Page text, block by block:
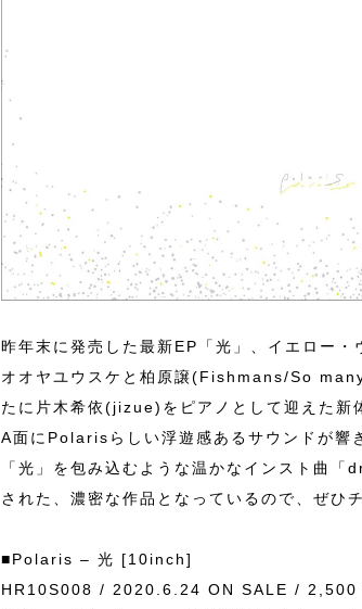
昨年末に発売した最新EP「光」、イエロー
オオヤユウスケと柏原譲(Fishmans/So
たに片木希依(jizue)をピアノとして迎えた新
A面にPolarisらしい浮遊感あるサウンドが響
「光」を包み込むような温かなインスト曲
された、濃密な作品となっているので、ぜひ
■Polaris – 光 [10inch]
HR10S008 / 2020.6.24 ON SALE / 2,500